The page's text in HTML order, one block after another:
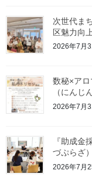
次世代ま
区魅力向
2026年7月
数秘×アロ
（にんじ
2026年7月
『助成金
づぷらざ）
2026年7月